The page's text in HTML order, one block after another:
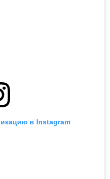
в Instagram